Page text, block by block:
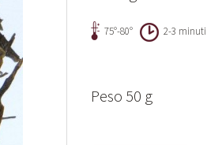
75°-80° 2-3 minuti
Peso 50 g